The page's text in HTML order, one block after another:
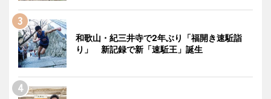
和歌山・紀三井寺で2年ぶり「福開き速駈詣
り」 新記録で新「速駈王」誕生